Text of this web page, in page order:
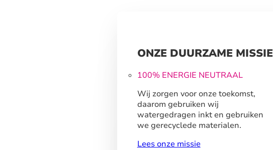
ONZE DUURZAME MISSIE
100% ENERGIE NEUTRAAL
Wij zorgen voor onze toekomst,
daarom gebruiken wij
watergedragen inkt en gebruiken
we gerecyclede materialen.
Lees onze missie